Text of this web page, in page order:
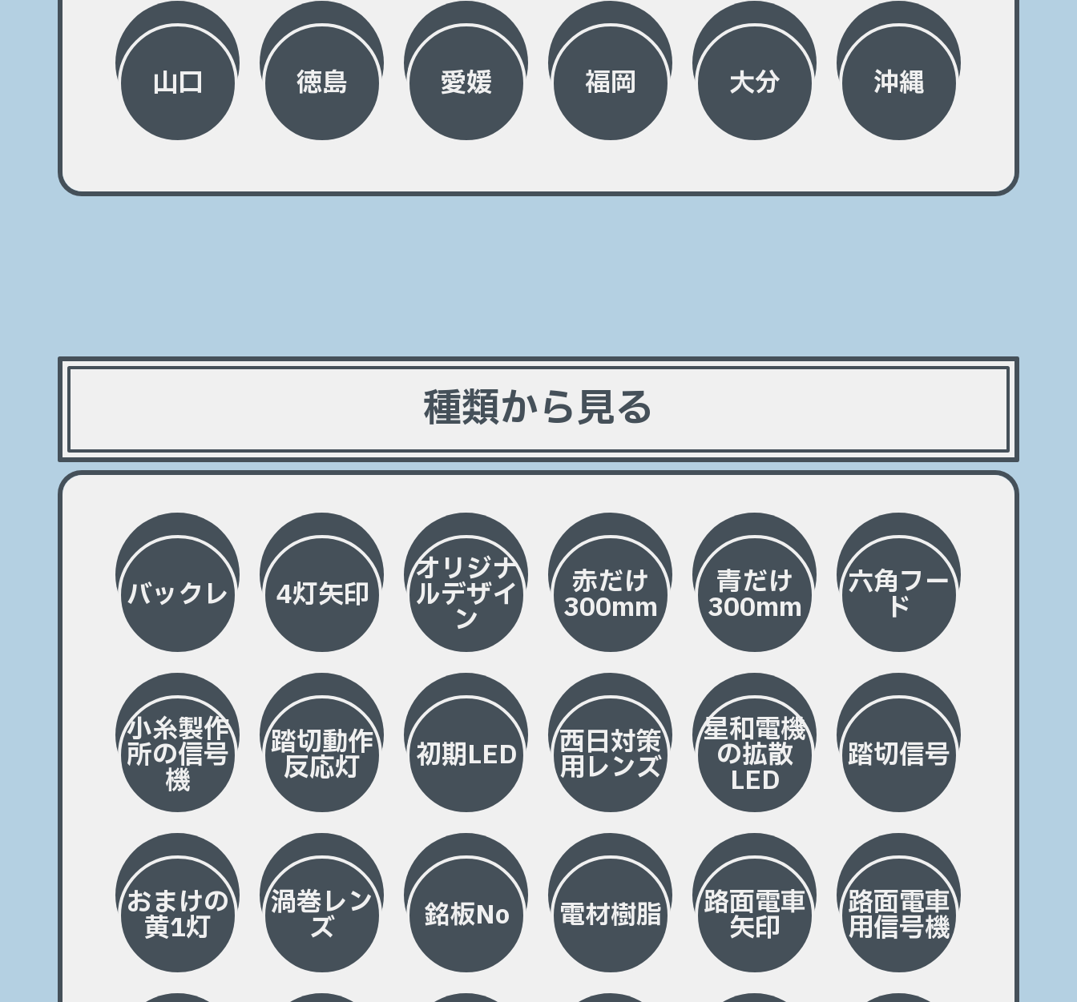
山口 徳島 愛媛 福岡 大分 沖縄
種類から見る
バックレ 4灯矢印
オリジナ
ルデザイ
ン
赤だけ
300mm
青だけ
300mm
六角フー
ド
小糸製作
所の信号
機
踏切動作
反応灯 初期LED 西日対策
用レンズ
星和電機
の拡散
LED
踏切信号
おまけの
黄1灯
渦巻レン
ズ 銘板No 電材樹脂 路面電車
矢印
路面電車
用信号機